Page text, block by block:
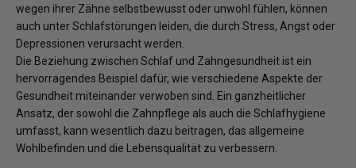
wegen ihrer Zähne selbstbewusst oder unwohl fühlen, können
auch unter Schlafstörungen leiden, die durch Stress, Angst oder
Depressionen verursacht werden.
Die Beziehung zwischen Schlaf und Zahngesundheit ist ein
hervorragendes Beispiel dafür, wie verschiedene Aspekte der
Gesundheit miteinander verwoben sind. Ein ganzheitlicher
Ansatz, der sowohl die Zahnpflege als auch die Schlafhygiene
umfasst, kann wesentlich dazu beitragen, das allgemeine
Wohlbefinden und die Lebensqualität zu verbessern.